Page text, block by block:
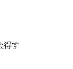
得す